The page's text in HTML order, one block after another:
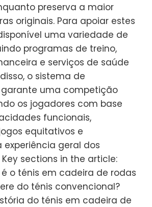
preserva a maior
originais. Para apoiar estes
uma variedade de
programas de treino,
e serviços de saúde
o sistema de
uma competição
os jogadores com base
funcionais,
equitativos e
experiência geral dos
sections in the article:
o ténis em cadeira de rodas
do ténis convencional?
do ténis em cadeira de